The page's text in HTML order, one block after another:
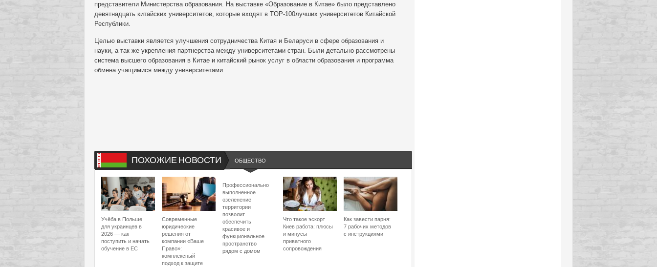
представители Министерства образования. На выставке «Образование в Китае» было представлено
девятнадцать китайских университетов, которые входят в TOP-100лучших университетов Китайской
Республики.
Целью выставки является улучшения сотрудничества Китая и Беларуси в сфере образования и
науки, а так же укрепления партнерства между университетами стран. Были детально рассмотрены
система высшего образования в Китае и китайский рынок услуг в области образования и программа
обмена учащимися между университетами.
ПОХОЖИЕ НОВОСТИ ОБЩЕСТВО
Учёба в Польше
для украинцев в
2026 — как
поступить и начать
обучение в ЕС
Современные
юридические
решения от
компании «Ваше
Право»:
комплексный
подход к защите
Профессионально
выполненное
озеленение
территории
позволит
обеспечить
красивое и
функциональное
пространство
рядом с домом
Что такое эскорт
Киев работа: плюсы
и минусы
приватного
сопровождения
Как завести парня:
7 рабочих методов
с инструкциями